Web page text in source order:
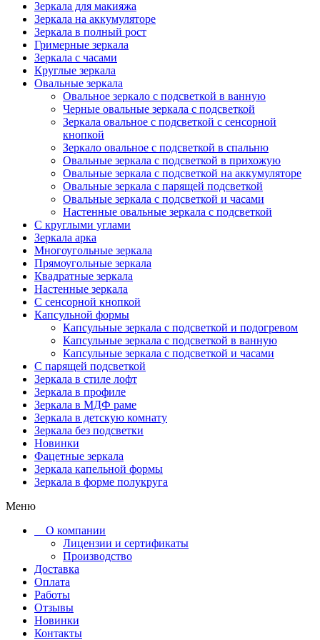
Зеркала для макияжа
Зеркала на аккумуляторе
Зеркала в полный рост
Гримерные зеркала
Зеркала с часами
Круглые зеркала
Овальные зеркала
Овальное зеркало с подсветкой в ванную
Черные овальные зеркала с подсветкой
Зеркала овальное с подсветкой с сенсорной
кнопкой
Зеркало овальное с подсветкой в спальню
Овальные зеркала с подсветкой в прихожую
Овальные зеркала с подсветкой на аккумуляторе
Овальные зеркала с парящей подсветкой
Овальные зеркала с подсветкой и часами
Настенные овальные зеркала с подсветкой
С круглыми углами
Зеркала арка
Многоугольные зеркала
Прямоугольные зеркала
Квадратные зеркала
Настенные зеркала
С сенсорной кнопкой
Капсульной формы
Капсульные зеркала с подсветкой и подогревом
Капсульные зеркала с подсветкой в ванную
Капсульные зеркала с подсветкой и часами
С парящей подсветкой
Зеркала в стиле лофт
Зеркала в профиле
Зеркала в МДФ раме
Зеркала в детскую комнату
Зеркала без подсветки
Новинки
Фацетные зеркала
Зеркала капельной формы
Зеркала в форме полукруга
Меню
О компании
Лицензии и сертификаты
Производство
Доставка
Оплата
Работы
Отзывы
Новинки
Контакты